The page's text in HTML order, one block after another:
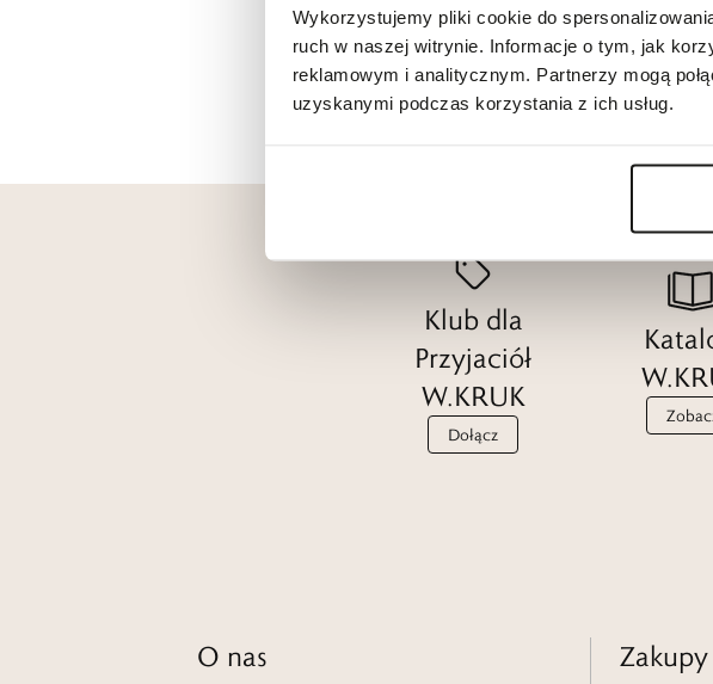
Wykorzystujemy pliki cookie do
ruch w naszej witrynie. Informacje o tym, jak
reklamowym i analitycznym. Partnerzy mogą
uzyskanymi podczas korzystania z ich usług.
Klub dla
Przyjaciół
W.KRUK
Dołącz
O nas Zakupy